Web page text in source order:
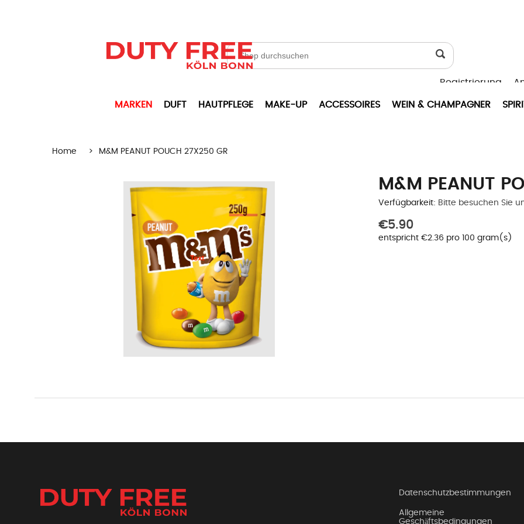
Registrierung
MARKEN DUFT HAUTPFLEGE MAKE-UP ACCESSOIRES WEIN & CHAMPAGNER
Home > M&M PEANUT POUCH 27X250 GR
M&M PEANUT
Verfügbarkeit: Bitte besuchen Sie
€5.90
entspricht €2.36 pro 100 gram(s)
Datenschutzbestimmungen
Allgemeine
Geschäftsbedingungen